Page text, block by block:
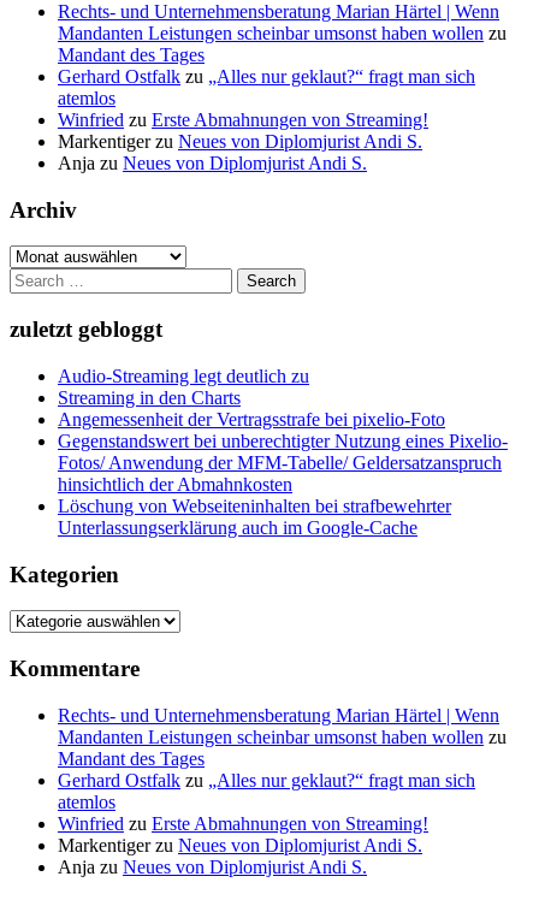
Rechts- und Unternehmensberatung Marian Härtel | Wenn
Mandanten Leistungen scheinbar umsonst haben wollen zu
Mandant des Tages
Gerhard Ostfalk zu „Alles nur geklaut?“ fragt man sich
atemlos
Winfried zu Erste Abmahnungen von Streaming!
Markentigerzu Neues von Diplomjurist Andi S.
Anja zu Neues von Diplomjurist Andi S.
Archiv
Archiv
Search
for:
zuletzt gebloggt
Audio-Streaming legt deutlich zu
Streaming in den Charts
Angemessenheit der Vertragsstrafe bei pixelio-Foto
Gegenstandswert bei unberechtigter Nutzung eines Pixelio-
Fotos/ Anwendung der MFM-Tabelle/ Geldersatzanspruch
hinsichtlich der Abmahnkosten
Löschung von Webseiteninhalten bei strafbewehrter
Unterlassungserklärung auch im Google-Cache
Kategorien
Kategorien
Kommentare
Rechts- und Unternehmensberatung Marian Härtel | Wenn
Mandanten Leistungen scheinbar umsonst haben wollen zu
Mandant des Tages
Gerhard Ostfalk zu „Alles nur geklaut?“ fragt man sich
atemlos
Winfried zu Erste Abmahnungen von Streaming!
Markentigerzu Neues von Diplomjurist Andi S.
Anja zu Neues von Diplomjurist Andi S.